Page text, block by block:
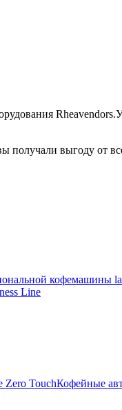
получали выгоду от
кофемашины
Line
TouchКофейные